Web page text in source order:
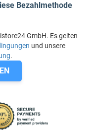
Bezahlmethode
GmbH. Es gelten
und unsere
.